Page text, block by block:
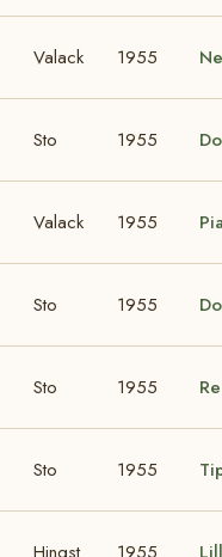
Valack 1955
Sto 1955
Valack 1955
Sto 1955
Sto 1955
Sto 1955
Hingst 1955